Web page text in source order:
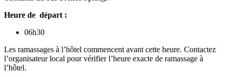
Heure de départ :
06h30
Les ramassages à l’hôtel commencent avant cette heure. Contactez
l’organisateur local pour vérifier l’heure exacte de ramassage à
l’hôtel.